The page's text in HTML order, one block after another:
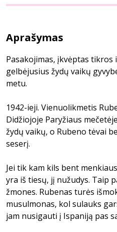
Aprašymas
Pasakojimas, įkvėptas
gelbėjusius žydų vaikų
metu.
1942-ieji. Vienuolikmetis
Didžiojoje Paryžiaus
žydų vaikų, o Rubeno tėvai
seserį.
Jei tik kam kils bent
yra iš tiesų, jį nužudys. Taip
žmones. Rubenas turės
musulmonas, kol sulauks
jam nusigauti į Ispaniją pas